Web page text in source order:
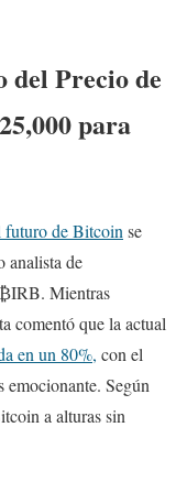
del Precio de
para
futuro de Bitcoin se
analista de
Mientras
comentó que la actual
en un 80%, con el
emocionante. Según
a alturas sin